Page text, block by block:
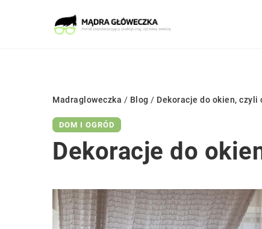
Madragloweczka / Blog / Dekoracje do okien, czyli
DOM I OGRÓD
Dekoracje do